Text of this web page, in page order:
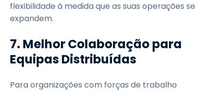
flexibilidade à medida que as suas operações se
expandem.
7. Melhor Colaboração para
Equipas Distribuídas
Para organizações com forças de trabalho